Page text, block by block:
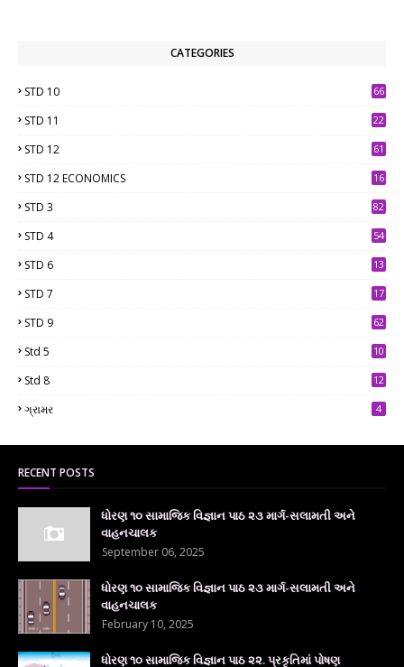
CATEGORIES
STD 10 66
STD 11 22
STD 12 61
STD 12 ECONOMICS 16
STD 3 82
STD 4 54
STD 6
13
STD 7
17
STD 9 62
Std 5
10
Std 8
12
ગ્રામર 4
RECENT POSTS
ધોરણ ૧૦ સામાજિક વિજ્ઞાન પાઠ ૨૩ માર્ગ-સલામતી અને
વાહનચાલક
September 06, 2025
ધોરણ ૧૦ સામાજિક વિજ્ઞાન પાઠ ૨૩ માર્ગ-સલામતી અને
વાહનચાલક
February 10, 2025
ધોરણ ૧૦ સામાજિક વિજ્ઞાન પાઠ ૨૨. પ્રકૃતિમાં પોષણ